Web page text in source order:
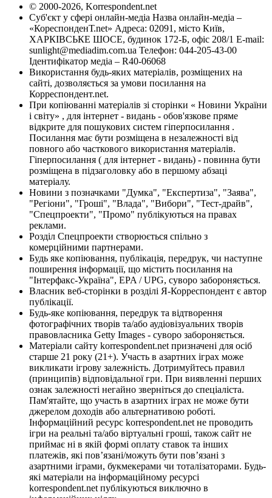
© 2000-2026, Korrespondent.net
Суб'єкт у сфері онлайн-медіа Назва онлайн-медіа –
«КореспонденТ.net» Адреса: 02091, місто Київ,
ХАРКІВСЬКЕ ШОСЕ, будинок 172-Б, офіс 208/1 E-mail:
sunlight@mediadim.com.ua Телефон: 044-205-43-00
Ідентифікатор медіа – R40-06068
Використання будь-яких матеріалів, розміщених на
сайті, дозволяється за умови посилання на
Корреспондент.net.
При копіюванні матеріалів зі сторінки « Новини України
і світу» , для інтернет - видань - обов'язкове пряме
відкрите для пошукових систем гіперпосилання .
Посилання має бути розміщена в незалежності від
повного або часткового використання матеріалів.
Гіперпосилання ( для інтернет - видань) - повинна бути
розміщена в підзаголовку або в першому абзаці
матеріалу.
Новини з позначками "Думка", "Експертиза", "Заява",
"Регіони", "Гроші", "Влада", "Вибори", "Тест-драйв",
"Спецпроекти", "Промо" публікуються на правах
реклами.
Розділ Спецпроекти створюється спільно з
комерційними партнерами.
Будь яке копіювання, публікація, передрук, чи наступне
поширення інформації, що містить посилання на
"Інтерфакс-Україна", EPA / UPG, суворо забороняється.
Власник веб-сторінки в розділі Я-Корреспондент є автор
публікації.
Будь-яке копіювання, передрук та відтворення
фотографічних творів та/або аудіовізуальних творів
правовласника Getty Images - суворо забороняється.
Матеріали сайту korrespondent.net призначені для осіб
старше 21 року (21+). Участь в азартних іграх може
викликати ігрову залежність. Дотримуйтесь правил
(принципів) відповідальної гри. При виявленні перших
ознак залежності негайно зверніться до спеціаліста.
Пам'ятайте, що участь в азартних іграх не може бути
джерелом доходів або альтернативою роботі.
Інформаційний ресурс korrespondent.net не проводить
ігри на реальні та/або віртуальні гроші, також сайт не
приймає ні в якій формі оплату ставок та інших
платежів, які пов’язані/можуть бути пов’язані з
азартними іграми, букмекерами чи тоталізаторами. Будь-
які матеріали на інформаційному ресурсі
korrespondent.net публікуються виключно в